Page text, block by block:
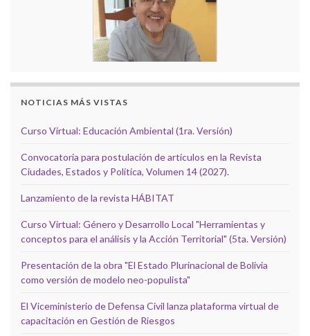
NOTICIAS MÁS VISTAS
Curso Virtual: Educación Ambiental (1ra. Versión)
Convocatoria para postulación de artículos en la Revista
Ciudades, Estados y Política, Volumen 14 (2027).
Lanzamiento de la revista HÁBITAT
Curso Virtual: Género y Desarrollo Local "Herramientas y
conceptos para el análisis y la Acción Territorial" (5ta. Versión)
Presentación de la obra "El Estado Plurinacional de Bolivia
como versión de modelo neo-populista"
El Viceministerio de Defensa Civil lanza plataforma virtual de
capacitación en Gestión de Riesgos